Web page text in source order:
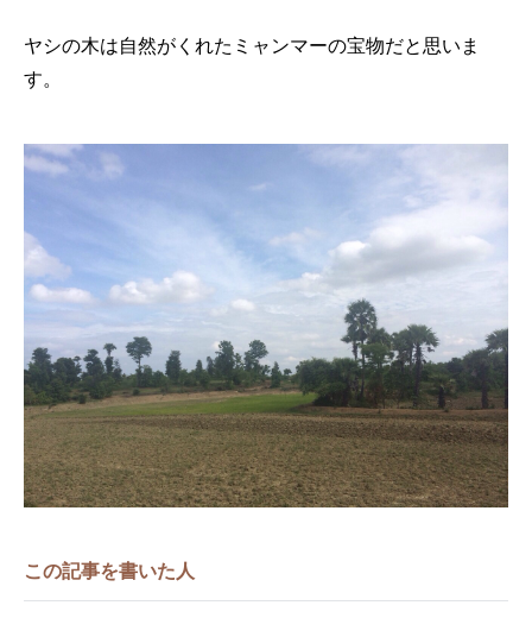
ヤシの木は自然がくれたミャンマーの宝物だと思いま
す。
この記事を書いた人